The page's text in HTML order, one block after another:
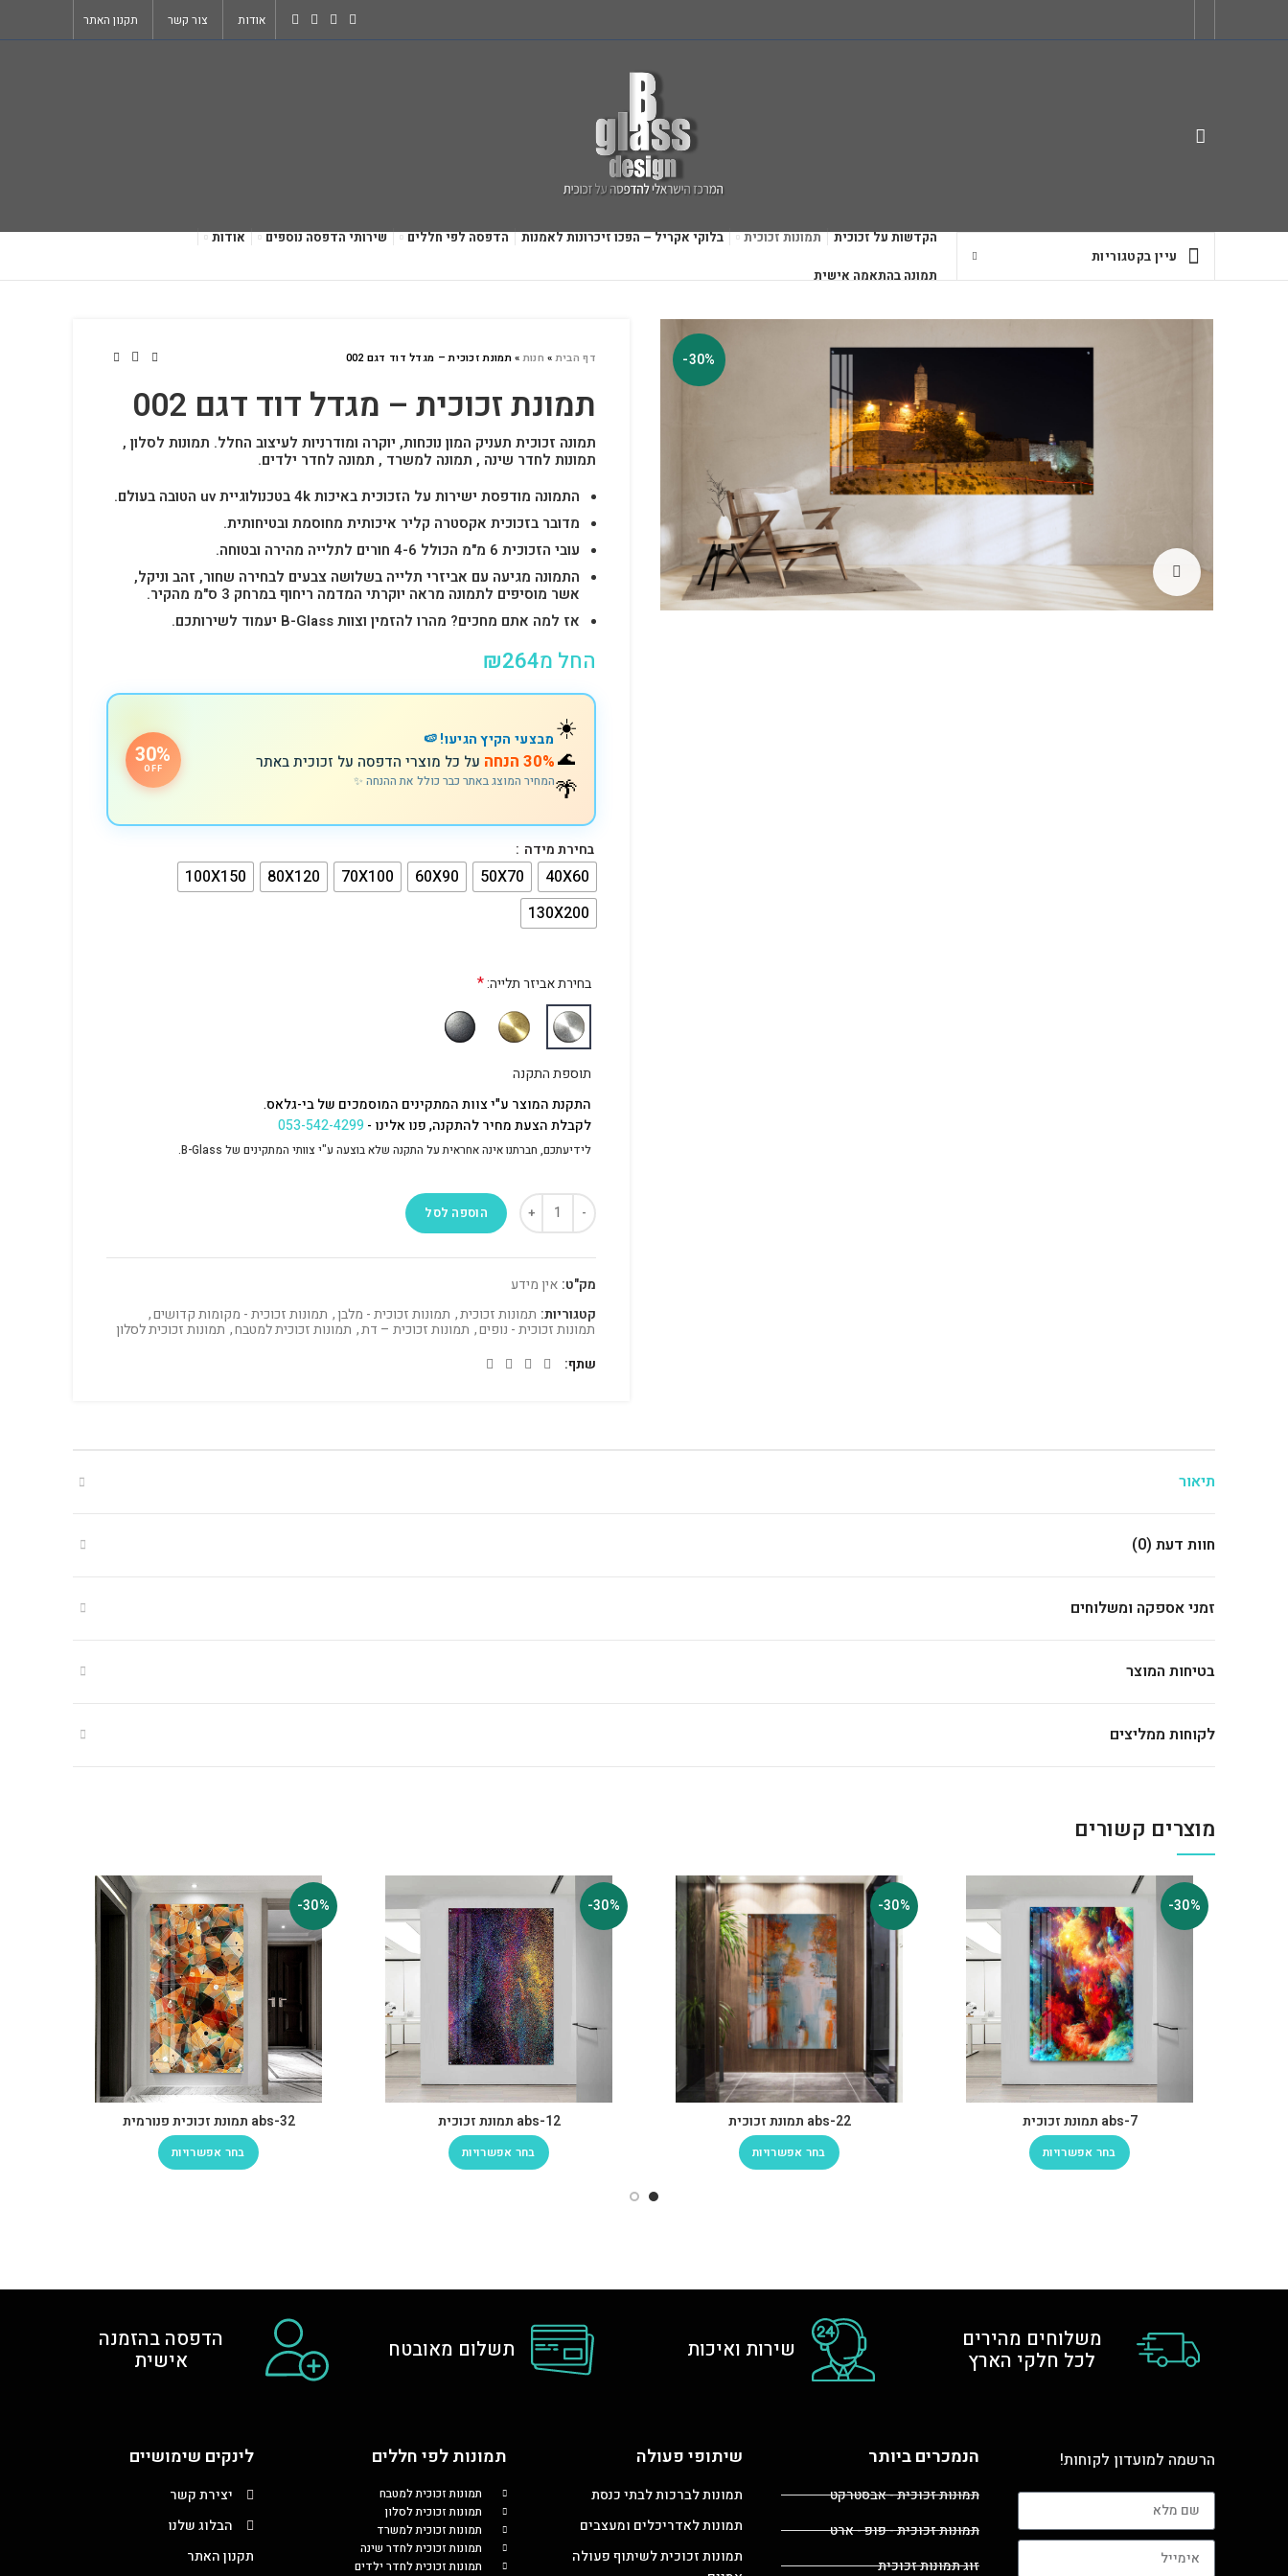
אודות צור קשר תקנון האתר
עיין בקטגוריות
הקדשות על זכוכית תמונות זכוכית בלוקי אקריל – הפכו זיכרונות לאמנות הדפסה לפי חללים שירותי הדפסה נוספים אודות
תמונה בהתאמה אישית
-30%
לחץ להגדלה
דף הבית» חנות»תמונת זכוכית – מגדל דוד דגם 002
תמונת זכוכית – מגדל דוד דגם 002
תמונה זכוכית תעניק המון נוכחות, יוקרה ומודרניות לעיצוב החלל. תמונות לסלון ,
תמונות לחדר שינה , תמונה למשרד , תמונה לחדר ילדים.
התמונה מודפסת ישירות על הזכוכית באיכות 4k בטכנולוגיית uv הטובה בעולם.
מדובר בזכוכית אקסטרה קליר איכותית מחוסמת ובטיחותית.
עובי הזכוכית 6 מ"מ הכולל 4-6 חורים לתלייה מהירה ובטוחה.
התמונה מגיעה עם אביזרי תלייה בשלושה צבעים לבחירה שחור, זהב וניקל,
אשר מוסיפים לתמונה מראה יוקרתי המדמה ריחוף במרחק 3 ס"מ מהקיר.
אז למה אתם מחכים? מהרו להזמין וצוות B-Glass יעמוד לשירותכם.
החל מ ₪264
☀️
🌊
🌴
מבצעי הקיץ הגיעו! 🍉
30% הנחה על כל מוצרי הדפסה על זכוכית באתר
המחיר המוצג באתר כבר כולל את ההנחה ✨
30%
OFF
בחירת מידה
40X60
50X70
60X90
70X100
80X120
100X150
130X200
בחירת אביזר תלייה:*
תוספת התקנה
התקנת המוצר ע"י צוות המתקינים המוסמכים של בי-גלאס.
לקבלת הצעת מחיר להתקנה, פנו אלינו -053-542-4299
לידיעתכם, חברתנו אינה אחראית על התקנה שלא בוצעה ע"י צוותי המתקינים של B-Glass.
הוספה לסל
מק"ט: אין מידע
קטגוריות: תמונות זכוכית, תמונות זכוכית - מלבן, תמונות זכוכית - מקומות קדושים,
תמונות זכוכית - נופים, תמונות זכוכית – דת, תמונות זכוכית למטבח, תמונות זכוכית לסלון
שתף
תיאור
חוות דעת (0)
זמני אספקה ומשלוחים
בטיחות המוצר
לקוחות ממליצים
מוצרים קשורים
-30%
abs-7 תמונת זכוכית
בחר אפשרויות
-30%
abs-22 תמונת זכוכית
בחר אפשרויות
-30%
abs-12 תמונת זכוכית
בחר אפשרויות
-30%
abs-32 תמונת זכוכית פנורמית
בחר אפשרויות
משלוחים מהירים
לכל חלקי הארץ שירות ואיכות תשלום מאובטח הדפסה בהזמנה
אישית
הרשמה למועדון לקוחות! הנמכרים ביותר
תמונות זכוכית - אבסטרקט
תמונות זכוכית - פופ - ארט
זוג תמונות זכוכית
שיתופי פעולה
תמונות לברכות לבתי כנסת
תמונות לאדריכלים ומעצבים
תמונות זכוכית לשיתוף פעולה
תמונות לפי חללים
תמונות זכוכית למטבח
תמונות זכוכית לסלון
תמונות זכוכית למשרד
תמונות זכוכית לחדר שינה
תמונות זכוכית לחדר ילדים
לינקים שימושיים
יצירת קשר
הבלוג שלנו
תקנון האתר